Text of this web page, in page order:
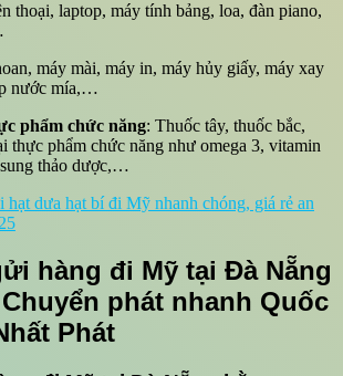
thoại, laptop, máy tính bảng, loa, đàn piano,
máy mài, máy in, máy hủy giấy, máy xay
nước mía,…
phẩm chức năng: Thuốc tây, thuốc bắc,
thực phẩm chức năng như omega 3, vitamin
thảo dược,…
hạt dưa hạt bí đi Mỹ nhanh chóng, giá rẻ an
hàng đi Mỹ tại Đà Nẵng
phát nhanh Quốc
Phát